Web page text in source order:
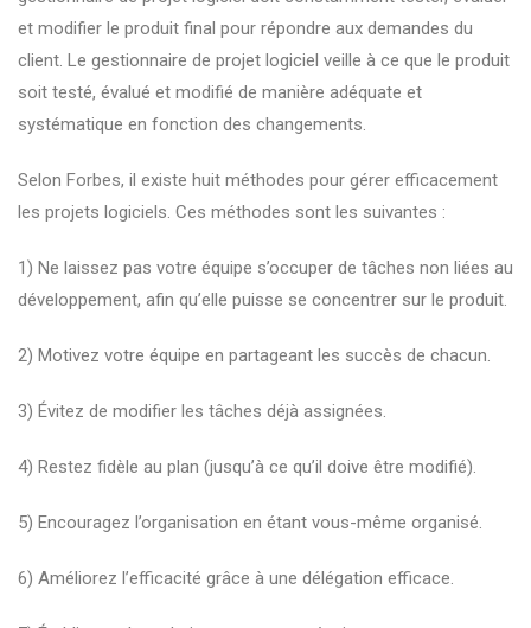
et modifier le produit final pour répondre aux demandes du
client. Le gestionnaire de projet logiciel veille à ce que le produit
soit testé, évalué et modifié de manière adéquate et
systématique en fonction des changements.
Selon Forbes, il existe huit méthodes pour gérer efficacement
les projets logiciels. Ces méthodes sont les suivantes :
1) Ne laissez pas votre équipe s’occuper de tâches non liées au
développement, afin qu’elle puisse se concentrer sur le produit.
2) Motivez votre équipe en partageant les succès de chacun.
3) Évitez de modifier les tâches déjà assignées.
4) Restez fidèle au plan (jusqu’à ce qu’il doive être modifié).
5) Encouragez l’organisation en étant vous-même organisé.
6) Améliorez l’efficacité grâce à une délégation efficace.